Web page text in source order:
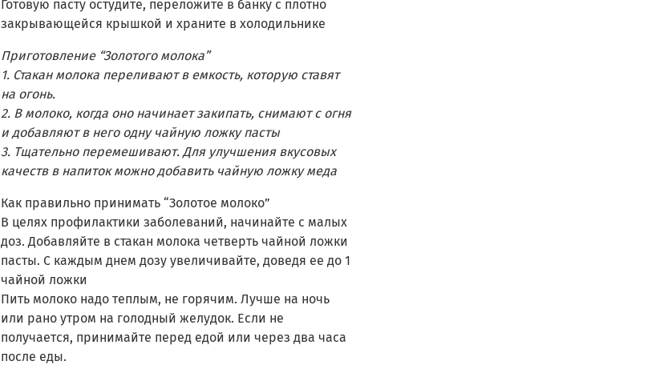
Готовую пасту остудите, переложите в банку с плотно
закрывающейся крышкой и храните в холодильнике
Приготовление “Золотого молока”
1. Стакан молока переливают в емкость, которую ставят
на огонь.
2. В молоко, когда оно начинает закипать, снимают с огня
и добавляют в него одну чайную ложку пасты
3. Тщательно перемешивают. Для улучшения вкусовых
качеств в напиток можно добавить чайную ложку меда
Как правильно принимать “Золотое молоко”
В целях профилактики заболеваний, начинайте с малых
доз. Добавляйте в стакан молока четверть чайной ложки
пасты. С каждым днем дозу увеличивайте, доведя ее до 1
чайной ложки
Пить молоко надо теплым, не горячим. Лучше на ночь
или рано утром на голодный желудок. Если не
получается, принимайте перед едой или через два часа
после еды.